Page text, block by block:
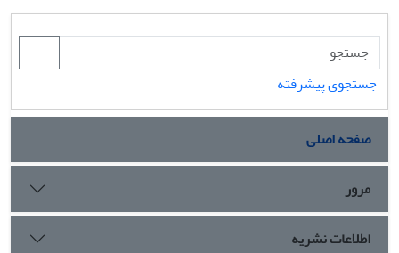
جستجوی پیشرفته
صفحه اصلی
مرور
اطلاعات نشریه